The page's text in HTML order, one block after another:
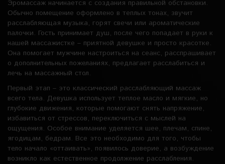
Эромассаж начинается с создания правильной обстановки.
Обычно помещение оформлено в теплых тонах, звучит
расслабляющая музыка, горят свечи или ароматические
палочки. Гость принимает душ, после чего попадает в руки к
нашей массажистке – приятной девушке и просто красотке.
Она помогает мужчине настроиться на сеанс, расспрашивает
о дополнительных пожеланиях, предлагает расслабиться и
лечь на массажный стол.
Первый этап – это классический расслабляющий массаж
всего тела. Девушка использует теплое масло и мягкие, но
глубокие движения, которые помогают снять напряжение,
избавиться от стрессов, переключиться с мыслей на
ощущения. Особое внимание уделяется шее, плечам, спине,
ягодицам, бедрам. Все это необходимо для того, чтобы
тело начало «оттаивать», появилось доверие, а возбуждение
возникло как естественное продолжение расслабления.